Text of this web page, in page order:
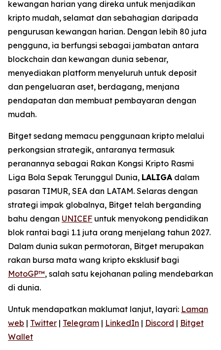
kewangan harian yang direka untuk menjadikan
kripto mudah, selamat dan sebahagian daripada
pengurusan kewangan harian. Dengan lebih 80 juta
pengguna, ia berfungsi sebagai jambatan antara
blockchain dan kewangan dunia sebenar,
menyediakan platform menyeluruh untuk deposit
dan pengeluaran aset, berdagang, menjana
pendapatan dan membuat pembayaran dengan
mudah.
Bitget sedang memacu penggunaan kripto melalui
perkongsian strategik, antaranya termasuk
peranannya sebagai Rakan Kongsi Kripto Rasmi
Liga Bola Sepak Terunggul Dunia, LALIGA dalam
pasaran TIMUR, SEA dan LATAM. Selaras dengan
strategi impak globalnya, Bitget telah berganding
bahu dengan UNICEF untuk menyokong pendidikan
blok rantai bagi 1.1 juta orang menjelang tahun 2027.
Dalam dunia sukan permotoran, Bitget merupakan
rakan bursa mata wang kripto eksklusif bagi
MotoGP™, salah satu kejohanan paling mendebarkan
di dunia.
Untuk mendapatkan maklumat lanjut, layari: Laman
web | Twitter | Telegram | LinkedIn | Discord | Bitget
Wallet